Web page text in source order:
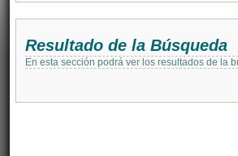
Resultado de la Búsqueda
En esta sección podrá ver los resultados de la